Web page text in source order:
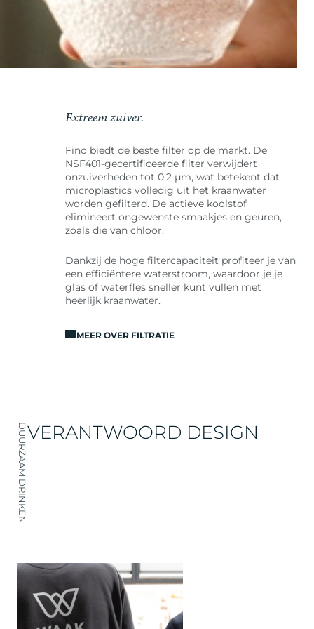
Extreem zuiver.
Fino biedt de beste filter op de markt. De
NSF401-gecertificeerde filter verwijdert
onzuiverheden tot 0,2 μm, wat betekent dat
microplastics volledig uit het kraanwater
worden gefilterd. De actieve koolstof
elimineert ongewenste smaakjes en geuren,
zoals die van chloor.
Dankzij de hoge filtercapaciteit profiteer je van
een efficiëntere waterstroom, waardoor je je
glas of waterfles sneller kunt vullen met
heerlijk kraanwater.
MEER OVER FILTRATIE
DUURZAAM DRINKENVERANTWOORD DESIGN